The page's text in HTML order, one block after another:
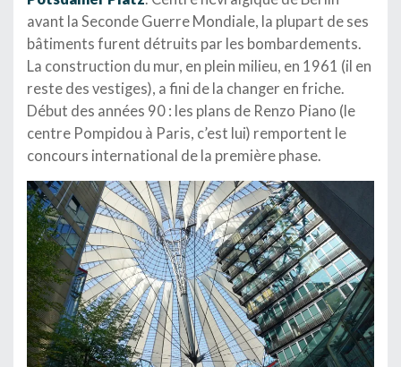
avant la Seconde Guerre Mondiale, la plupart de ses
bâtiments furent détruits par les bombardements.
La construction du mur, en plein milieu, en 1961 (il en
reste des vestiges), a fini de la changer en friche.
Début des années 90 : les plans de Renzo Piano (le
centre Pompidou à Paris, c’est lui) remportent le
concours international de la première phase.